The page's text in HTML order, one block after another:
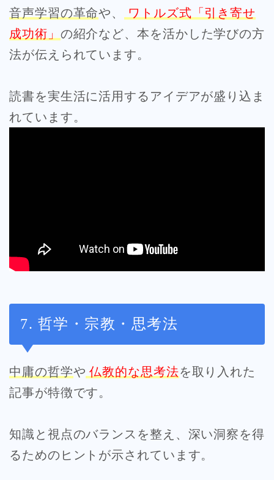
音声学習の革命や、
ワトルズ式「引き寄せ
成功術」 の紹介など、本を活かした学びの方
法が伝えられています。
読書を実生活に活用するアイデアが盛り込ま
れています。
7. 哲学・宗教・思考法
中庸の哲学や 仏教的な思考法を取り入れた
記事が特徴です。
知識と視点のバランスを整え、深い洞察を得
るためのヒントが示されています。